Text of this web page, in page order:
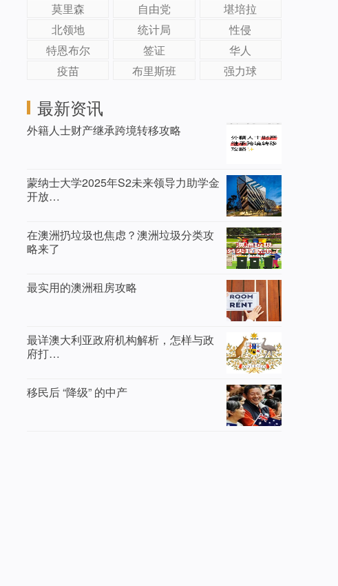
莫里森
自由党
堪培拉
北领地
统计局
性侵
特恩布尔
签证
华人
疫苗
布里斯班 强力球
最新资讯
外籍人士财产继承跨境转移攻略
蒙纳士大学2025年S2未来领导力助学金
开放…
在澳洲扔垃圾也焦虑？澳洲垃圾分类攻
略来了
最实用的澳洲租房攻略
最详澳大利亚政府机构解析，怎样与政
府打…
移民后 “降级” 的中产